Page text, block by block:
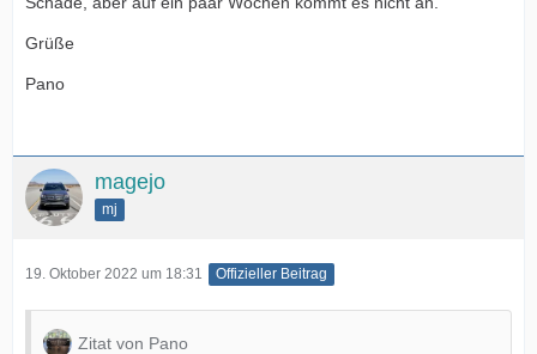
Grüße
Pano
magejo
mj
19. Oktober 2022 um 18:31 Offizieller Beitrag
Zitat von Pano